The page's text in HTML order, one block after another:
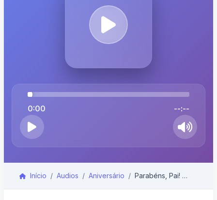
0:00 --:--
Início Audios Aniversário Parabéns, Pai! Mensagem de Aniversário - Voz Femin...